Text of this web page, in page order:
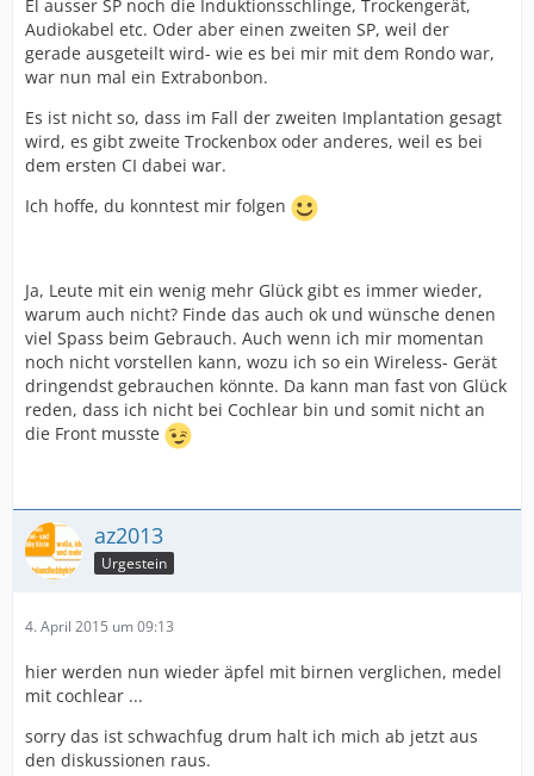
El ausser SP noch die Induktionsschlinge, Trockengerät,
Audiokabel etc. Oder aber einen zweiten SP, weil der
gerade ausgeteilt wird- wie es bei mir mit dem Rondo war,
war nun mal ein Extrabonbon.
Es ist nicht so, dass im Fall der zweiten Implantation gesagt
wird, es gibt zweite Trockenbox oder anderes, weil es bei
dem ersten CI dabei war.
Ich hoffe, du konntest mir folgen
Ja, Leute mit ein wenig mehr Glück gibt es immer wieder,
warum auch nicht? Finde das auch ok und wünsche denen
viel Spass beim Gebrauch. Auch wenn ich mir momentan
noch nicht vorstellen kann, wozu ich so ein Wireless- Gerät
dringendst gebrauchen könnte. Da kann man fast von Glück
reden, dass ich nicht bei Cochlear bin und somit nicht an
die Front musste
az2013
Urgestein
4. April 2015 um 09:13
hier werden nun wieder äpfel mit birnen verglichen, medel
mit cochlear ...
sorry das ist schwachfug drum halt ich mich ab jetzt aus
den diskussionen raus.